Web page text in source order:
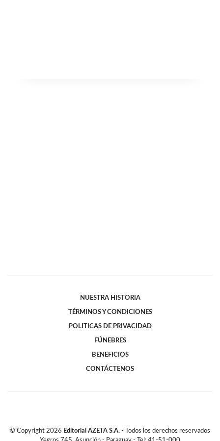
NUESTRA HISTORIA
TÉRMINOS Y CONDICIONES
POLITICAS DE PRIVACIDAD
FÚNEBRES
BENEFICIOS
CONTÁCTENOS
© Copyright 2026 Editorial AZETA S.A. - Todos los derechos reservados